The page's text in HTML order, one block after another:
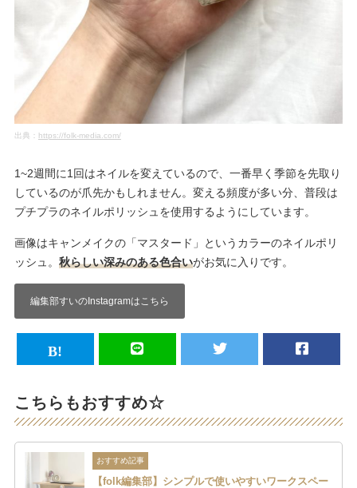
出典： https://folk-media.com/
1~2週間に1回はネイルを変えているので、一番早く季節を先取り
しているのが爪先かもしれません。変える頻度が多い分、普段は
プチプラのネイルポリッシュを使用するようにしています。
画像はキャンメイクの「マスタード」というカラーのネイルポリ
ッシュ。 秋らしい深みのある色合いがお気に入りです。
編集部すいのInstagramはこちら
こちらもおすすめ☆
おすすめ記事
【folk編集部】シンプルで使いやすいワークスペー